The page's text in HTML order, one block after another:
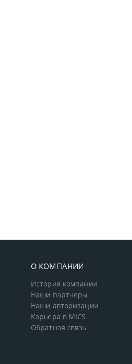
О КОМПАНИИ
История компании
Наши партнеры
Наши авторизации
Карьера в MICS
Обратная связь